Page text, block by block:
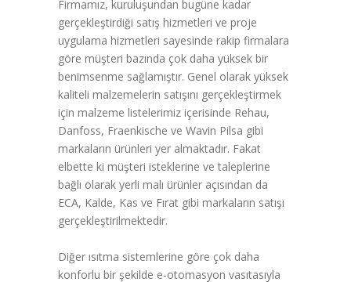
Firmamız, kuruluşundan bugüne kadar
gerçekleştirdiği satış hizmetleri ve proje
uygulama hizmetleri sayesinde rakip firmalara
göre müşteri bazında çok daha yüksek bir
benimsenme sağlamıştır. Genel olarak yüksek
kaliteli malzemelerin satışını gerçekleştirmek
için malzeme listelerimiz içerisinde Rehau,
Danfoss, Fraenkische ve Wavin Pilsa gibi
markaların ürünleri yer almaktadır. Fakat
elbette ki müşteri isteklerine ve taleplerine
bağlı olarak yerli malı ürünler açısından da
ECA, Kalde, Kas ve Fırat gibi markaların satışı
gerçekleştirilmektedir.
Diğer ısıtma sistemlerine göre çok daha
konforlu bir şekilde e-otomasyon vasıtasıyla